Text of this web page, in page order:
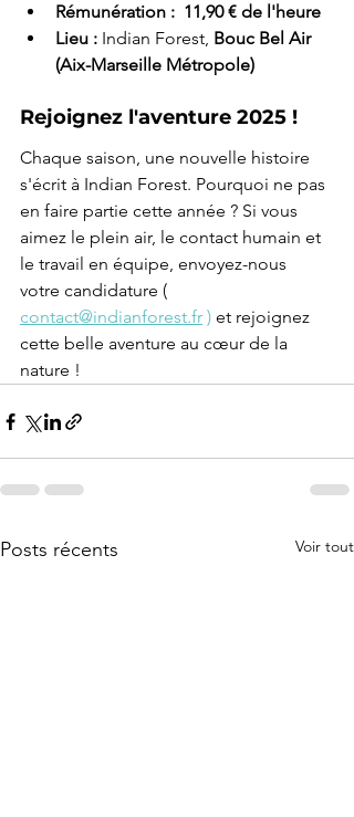
Rémunération : 11,90 € de l'heure
Lieu : Indian Forest, Bouc Bel Air
(Aix-Marseille Métropole)
Rejoignez l'aventure 2025 !
Chaque saison, une nouvelle histoire
s'écrit à Indian Forest. Pourquoi ne pas
en faire partie cette année ? Si vous
aimez le plein air, le contact humain et
le travail en équipe, envoyez-nous
votre candidature (
contact@indianforest.fr ) et rejoignez
cette belle aventure au cœur de la
nature !
Posts récents Voir tout